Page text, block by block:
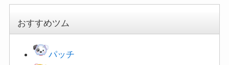
おすすめツム
パッチ